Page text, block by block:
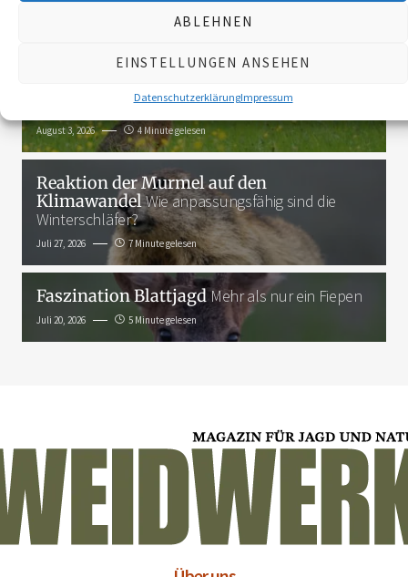
ABLEHNEN
EINSTELLUNGEN ANSEHEN
DatenschutzerklärungImpressum
Mit dem Huntire ins Revier
sich langfristig etablieren
August 3, 2026 4 Minute gelesen
Reaktion der Murmel auf den
KlimawandelWie anpassungsfähig sind die
Winterschläfer?
Juli 27, 2026 7 Minute gelesen
Faszination BlattjagdMehr als nur ein Fiepen
Juli 20, 2026 5 Minute gelesen